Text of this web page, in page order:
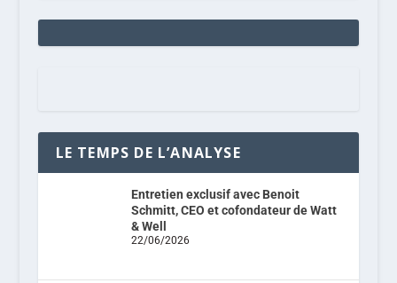
LE TEMPS DE L’ANALYSE
Entretien exclusif avec Benoit
Schmitt, CEO et cofondateur de Watt
& Well
22/06/2026